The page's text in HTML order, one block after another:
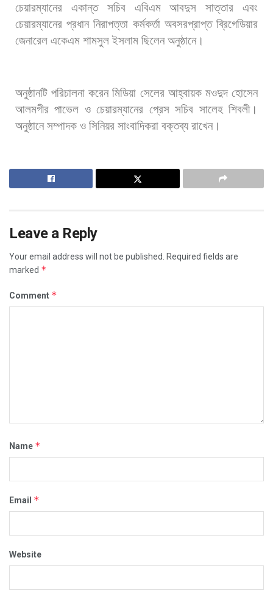
চেয়ারম্যানের একান্ত সচিব এবিএম আবদুস সাত্তার
এবং
চেয়ারম্যানের প্রধান নিরাপত্তা কর্মকর্তা অবসরপ্রাপ্ত ব্রিগেডিয়ার
জেনারেল একেএম শামসুল ইসলাম ছিলেন অনুষ্ঠানে।
অনুষ্ঠানটি পরিচালনা করেন মিডিয়া সেলের আহ্বায়ক মওদুদ হোসেন
আলমগীর পাভেল ও চেয়ারম্যানের প্রেস সচিব সালেহ শিবলী।
অনুষ্ঠানে সম্পাদক ও সিনিয়র সাংবাদিকরা বক্তব্য রাখেন।
Leave a Reply
Your email address will not be published.
Required fields are
marked *
Comment *
Name *
Email *
Website